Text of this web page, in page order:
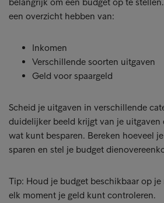
een overzicht hebben van:
Inkomen
Verschillende soorten uitgaven
Geld voor spaargeld
Scheid je uitgaven in verschillende
duidelijker beeld krijgt van je uitgaven
wat kunt besparen. Bereken hoeveel
sparen en stel je budget
Tip: Houd je budget beschikbaar op
elk moment je geld kunt controleren.